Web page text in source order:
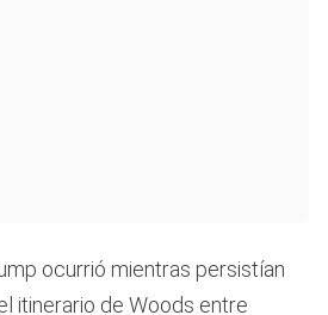
ocurrió mientras persistían
itinerario de Woods entre